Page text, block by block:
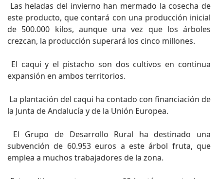
Las heladas del invierno han mermado la cosecha de
este producto, que contará con una producción inicial
de 500.000 kilos, aunque una vez que los árboles
crezcan, la producción superará los cinco millones.
El caqui y el pistacho son dos cultivos en continua
expansión en ambos territorios.
La plantación del caqui ha contado con financiación de
la Junta de Andalucía y de la Unión Europea.
El Grupo de Desarrollo Rural ha destinado una
subvención de 60.953 euros a este árbol fruta, que
emplea a muchos trabajadores de la zona.